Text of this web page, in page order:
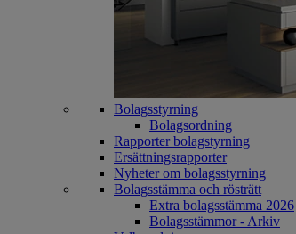
Bolagsstyrning
Bolagsordning
Rapporter bolagstyrning
Ersättningsrapporter
Nyheter om bolagsstyrning
Bolagsstämma och rösträtt
Extra bolagsstämma 2026
Bolagsstämmor - Arkiv